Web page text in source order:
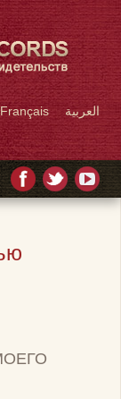
Français العربية